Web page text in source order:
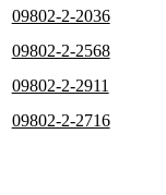
09802-2-2036
09802-2-2568
09802-2-2911
09802-2-2716